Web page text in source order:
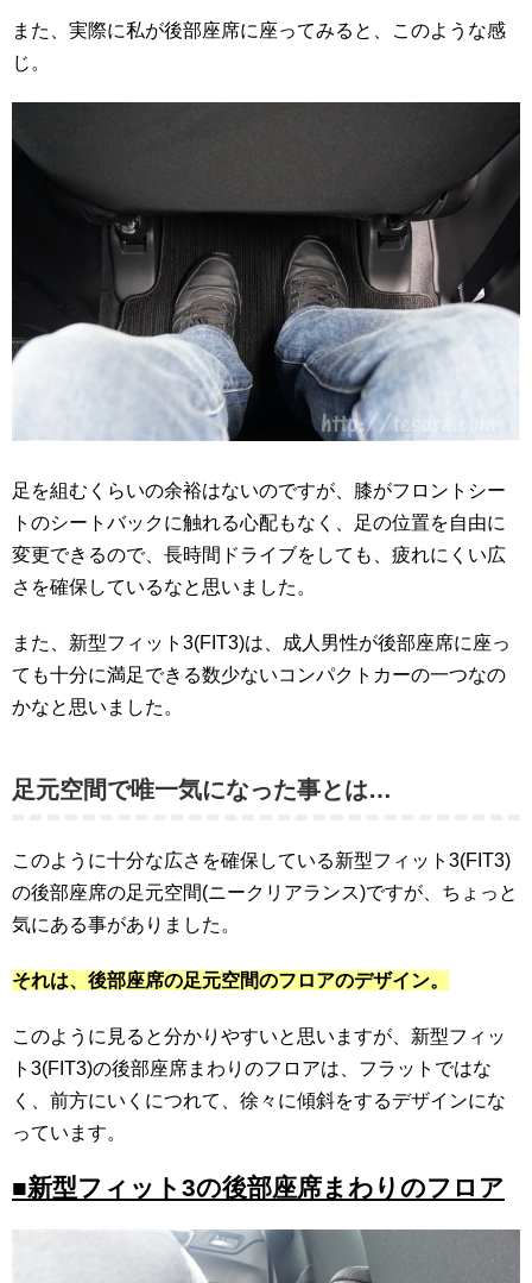
また、実際に私が後部座席に座ってみると、このような感
じ。
足を組むくらいの余裕はないのですが、膝がフロントシー
トのシートバックに触れる心配もなく、足の位置を自由に
変更できるので、長時間ドライブをしても、疲れにくい広
さを確保しているなと思いました。
また、新型フィット3(FIT3)は、成人男性が後部座席に座っ
ても十分に満足できる数少ないコンパクトカーの一つなの
かなと思いました。
足元空間で唯一気になった事とは…
このように十分な広さを確保している新型フィット3(FIT3)
の後部座席の足元空間(ニークリアランス)ですが、ちょっと
気にある事がありました。
それは、後部座席の足元空間のフロアのデザイン。
このように見ると分かりやすいと思いますが、新型フィッ
ト3(FIT3)の後部座席まわりのフロアは、フラットではな
く、前方にいくにつれて、徐々に傾斜をするデザインにな
っています。
■新型フィット3の後部座席まわりのフロア